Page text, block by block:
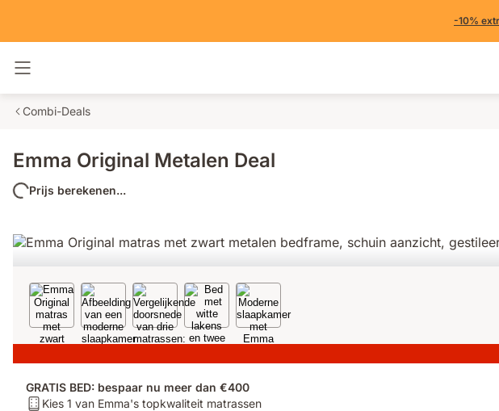
-10%
Combi-Deals
Emma Original Metalen Deal
Prijs berekenen...
GRATIS BED: bespaar nu meer dan €400
Matras:
Kies 1 van Emma's topkwaliteit matrassen